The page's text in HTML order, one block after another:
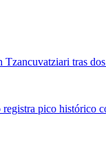
tras
pico histórico